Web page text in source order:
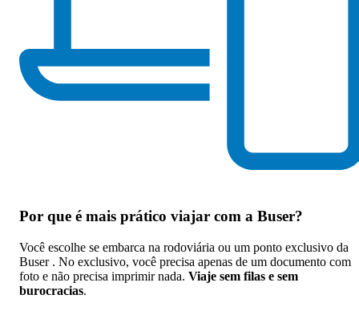
Por que é mais prático viajar com a Buser?
Você escolhe se embarca na rodoviária ou um ponto exclusivo da
Buser . No exclusivo, você precisa apenas de um documento com
foto e não precisa imprimir nada. Viaje sem filas e sem
burocracias.